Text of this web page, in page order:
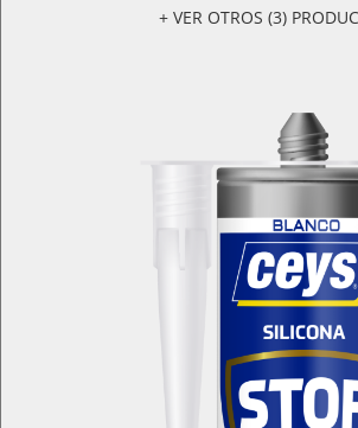
+ VER OTROS (3)